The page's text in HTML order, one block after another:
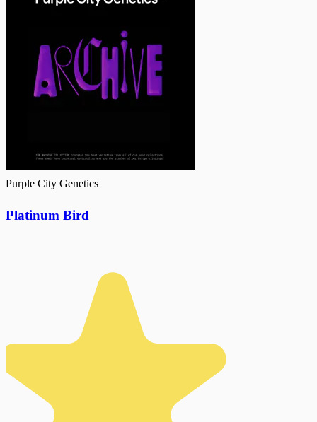
Purple City Genetics
Platinum Bird